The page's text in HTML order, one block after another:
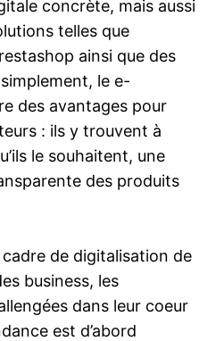
concrète, mais aussi
telles que
ainsi que des
le e-
des avantages pour
: ils y trouvent à
le souhaitent, une
des produits
cadre de digitalisation de
business, les
dans leur coeur
est d’abord